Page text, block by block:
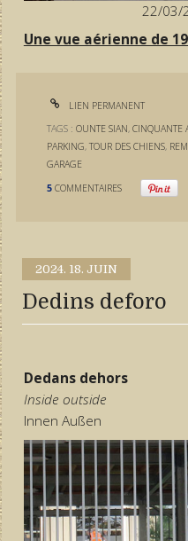
22/03/
Une vue aérienne de
LIEN PERMANENT
TAGS :OUNTE SIAN,CINQUANTE
PARKING,TOUR DES CHIENS,
GARAGE
5 COMMENTAIRES
2024. 18. JUIN
Dedins deforo
Dedans dehors
Inside outside
Innen Außen